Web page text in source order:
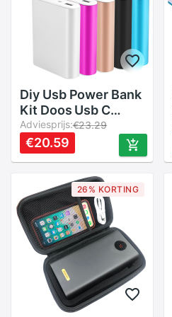
Diy Usb Power Bank
Kit Doos Usb C
Input 4X18650
Batterij Oplader
Voor Cellphone
Adviesprijs:€23.29
€20.59
26% KORTING